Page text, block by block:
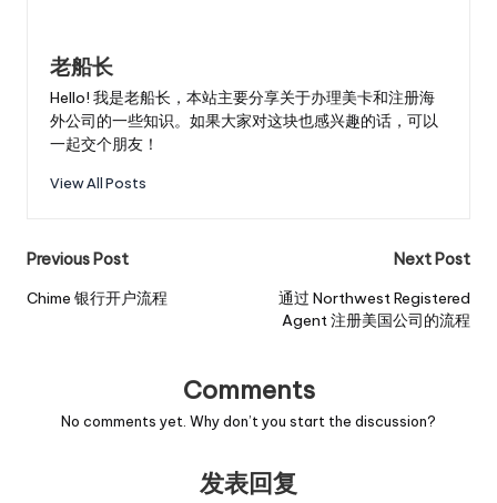
老船长
Hello! 我是老船长，本站主要分享关于办理美卡和注册海
外公司的一些知识。如果大家对这块也感兴趣的话，可以
一起交个朋友！
View All Posts
Post
navigation
Previous Post
Chime 银行开户流程
Next Post
通过 Northwest Registered
Agent 注册美国公司的流程
Comments
No comments yet. Why don’t you start the discussion?
发表回复